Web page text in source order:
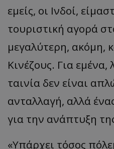
εμείς, οι Ινδοί,
τουριστική αγορά
μεγαλύτερη, ακόμη,
Κινέζους. Για
ταινία δεν είναι
ανταλλαγή, αλλά
για την ανάπτυξη
«Υπάρχει τόσος
ASP.NET_SessionId